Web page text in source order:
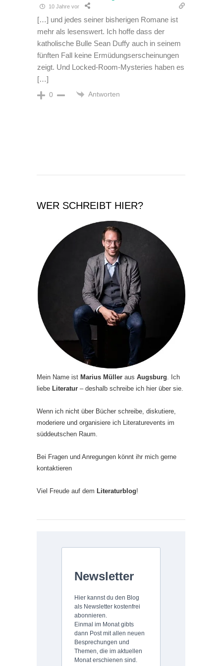
10 Jahre vor
[…] und jedes seiner bisherigen Romane ist
mehr als lesenswert. Ich hoffe dass der
katholische Bulle Sean Duffy auch in seinem
fünften Fall keine Ermüdungserscheinungen
zeigt. Und Locked-Room-Mysteries haben es
[…]
0 Antworten
WER SCHREIBT HIER?
Mein Name ist Marius Müller aus Augsburg. Ich
liebe Literatur – deshalb schreibe ich hier über sie.
Wenn ich nicht über Bücher schreibe, diskutiere,
moderiere und organisiere ich Literaturevents im
süddeutschen Raum.
Bei Fragen und Anregungen könnt ihr mich gerne
kontaktieren
Viel Freude auf dem Literaturblog!
Newsletter
Hier kannst du den Blog
als Newsletter kostenfrei
abonnieren.
Einmal im Monat gibts
dann Post mit allen neuen
Besprechungen und
Themen, die im aktuellen
Monat erschienen sind.